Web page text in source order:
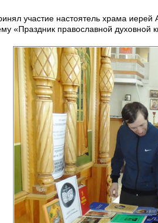
участие настоятель храма
«Праздник православной духовной